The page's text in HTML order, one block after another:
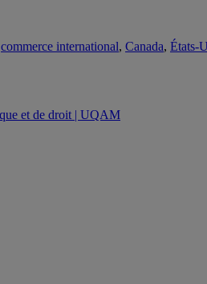
commerce international, Canada, États-